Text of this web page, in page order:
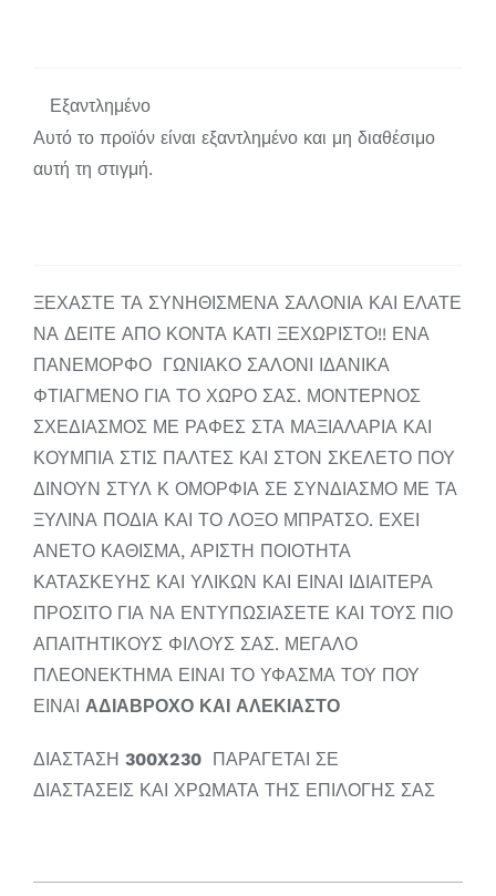
Εξαντλημένο
Αυτό το προϊόν είναι εξαντλημένο και μη διαθέσιμο
αυτή τη στιγμή.
ΞΕΧΑΣΤΕ ΤΑ ΣΥΝΗΘΙΣΜΕΝΑ ΣΑΛΟΝΙΑ ΚΑΙ ΕΛΑΤΕ
ΝΑ ΔΕΙΤΕ ΑΠΟ ΚΟΝΤΑ ΚΑΤΙ ΞΕΧΩΡΙΣΤΟ!! ΕΝΑ
ΠΑΝΕΜΟΡΦΟ ΓΩΝΙΑΚΟ ΣΑΛΟΝΙ ΙΔΑΝΙΚΑ
ΦΤΙΑΓΜΕΝΟ ΓΙΑ ΤΟ ΧΩΡΟ ΣΑΣ. ΜΟΝΤΕΡΝΟΣ
ΣΧΕΔΙΑΣΜΟΣ ΜΕ ΡΑΦΕΣ ΣΤΑ ΜΑΞΙΑΛΑΡΙΑ ΚΑΙ
ΚΟΥΜΠΙΑ ΣΤΙΣ ΠΑΛΤΕΣ ΚΑΙ ΣΤΟΝ ΣΚΕΛΕΤΟ ΠΟΥ
ΔΙΝΟΥΝ ΣΤΥΛ Κ ΟΜΟΡΦΙΑ ΣΕ ΣΥΝΔΙΑΣΜΟ ΜΕ ΤΑ
ΞΥΛΙΝΑ ΠΟΔΙΑ ΚΑΙ ΤΟ ΛΟΞΟ ΜΠΡΑΤΣΟ. ΕΧΕΙ
ΑΝΕΤΟ ΚΑΘΙΣΜΑ, ΑΡΙΣΤΗ ΠΟΙΟΤΗΤΑ
ΚΑΤΑΣΚΕΥΗΣ ΚΑΙ ΥΛΙΚΩΝ ΚΑΙ ΕΙΝΑΙ ΙΔΙΑΙΤΕΡΑ
ΠΡΟΣΙΤΟ ΓΙΑ ΝΑ ΕΝΤΥΠΩΣΙΑΣΕΤΕ ΚΑΙ ΤΟΥΣ ΠΙΟ
ΑΠΑΙΤΗΤΙΚΟΥΣ ΦΙΛΟΥΣ ΣΑΣ. ΜΕΓΑΛΟ
ΠΛΕΟΝΕΚΤΗΜΑ ΕΙΝΑΙ ΤΟ ΥΦΑΣΜΑ ΤΟΥ ΠΟΥ
ΕΙΝΑΙ ΑΔΙΑΒΡΟΧΟ ΚΑΙ ΑΛΕΚΙΑΣΤΟ
ΔΙΑΣΤΑΣΗ 300X230ΠΑΡΑΓΕΤΑΙ ΣΕ
ΔΙΑΣΤΑΣΕΙΣ ΚΑΙ ΧΡΩΜΑΤΑ ΤΗΣ ΕΠΙΛΟΓΗΣ ΣΑΣ